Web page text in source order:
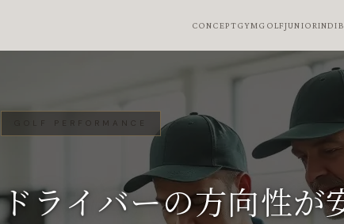
CONCEPTGYMGOLFJUNIOR
GOLF PERFORMANCE
ドライバーの方向性が